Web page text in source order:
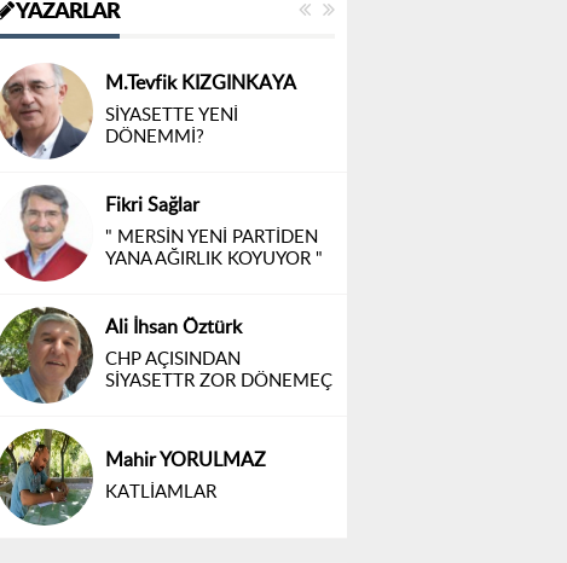
YAZARLAR
M.Tevfik KIZGINKAYA
SİYASETTE YENİ
DÖNEMMİ?
Fikri Sağlar
" MERSİN YENİ PARTİDEN
YANA AĞIRLIK KOYUYOR "
Ali İhsan Öztürk
CHP AÇISINDAN
SİYASETTR ZOR DÖNEMEÇ
Mahir YORULMAZ
KATLİAMLAR